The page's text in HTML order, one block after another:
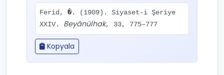
Ferid, �. (1909). Siyaset-i Şeriye
XXIV. Beyânülhak, 33, 775–777
Kopyala